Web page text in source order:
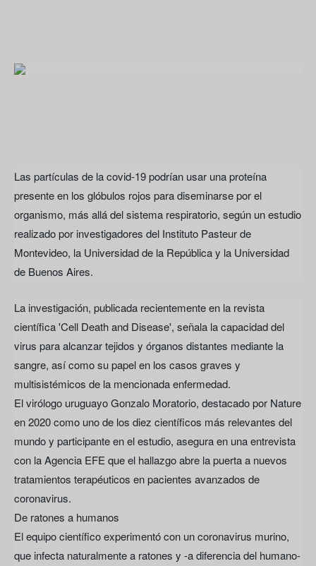
Las partículas de la covid-19 podrían usar una proteína
presente en los glóbulos rojos para diseminarse por el
organismo, más allá del sistema respiratorio, según un estudio
realizado por investigadores del Instituto Pasteur de
Montevideo, la Universidad de la República y la Universidad
de Buenos Aires.
La investigación, publicada recientemente en la revista
científica 'Cell Death and Disease', señala la capacidad del
virus para alcanzar tejidos y órganos distantes mediante la
sangre, así como su papel en los casos graves y
multisistémicos de la mencionada enfermedad.
El virólogo uruguayo Gonzalo Moratorio, destacado por Nature
en 2020 como uno de los diez científicos más relevantes del
mundo y participante en el estudio, asegura en una entrevista
con la Agencia EFE que el hallazgo abre la puerta a nuevos
tratamientos terapéuticos en pacientes avanzados de
coronavirus.
De ratones a humanos
El equipo científico experimentó con un coronavirus murino,
que infecta naturalmente a ratones y -a diferencia del humano-